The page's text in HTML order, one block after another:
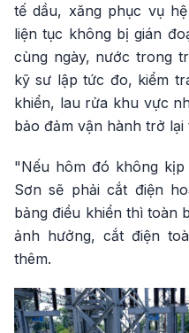
tế dầu, xăng phục vụ
liện tục không bị gián
cùng ngày, nước trong
kỹ sư lập tức đo, kiểm
khiển, lau rửa khu vực
bảo đảm vận hành trở
"Nếu hôm đó không
Sơn sẽ phải cắt điện
bảng điều khiển thì toàn
ảnh hưởng, cắt điện
thêm.